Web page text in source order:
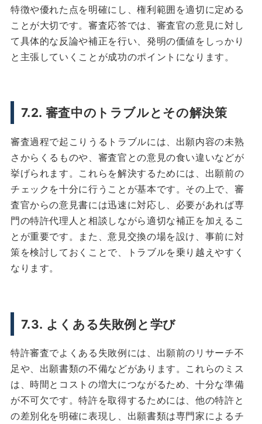
特徴や優れた点を明確にし、権利範囲を適切に定める
ことが大切です。審査応答では、審査官の意見に対し
て具体的な反論や補正を行い、発明の価値をしっかり
と主張していくことが成功のポイントになります。
7.2. 審査中のトラブルとその解決策
審査過程で起こりうるトラブルには、出願内容の未熟
さからくるものや、審査官との意見の食い違いなどが
挙げられます。これらを解決するためには、出願前の
チェックを十分に行うことが基本です。その上で、審
査官からの意見書には迅速に対応し、必要があれば専
門の特許代理人と相談しながら適切な補正を加えるこ
とが重要です。また、意見交換の場を設け、事前に対
策を検討しておくことで、トラブルを乗り越えやすく
なります。
7.3. よくある失敗例と学び
特許審査でよくある失敗例には、出願前のリサーチ不
足や、出願書類の不備などがあります。これらのミス
は、時間とコストの増大につながるため、十分な準備
が不可欠です。特許を取得するためには、他の特許と
の差別化を明確に表現し、出願書類は専門家によるチ